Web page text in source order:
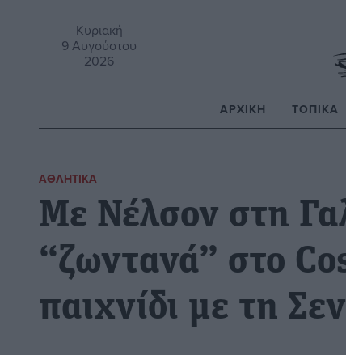
Κυριακή
9 Αυγούστου
2026
ΑΡΧΙΚΉ ΤΟΠΙΚΆ
ΑΘΛΗΤΙΚΆ
Με Νέλσον στη
“ζωντανά” στο
παιχνίδι με τη